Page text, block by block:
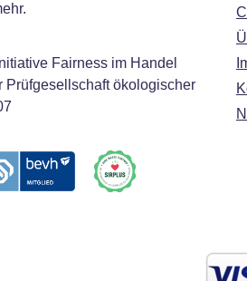
Fairness im Handel
Prüfgesellschaft ökologischer